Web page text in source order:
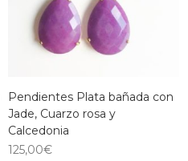
Pendientes Plata bañada con
Jade, Cuarzo rosa y
Calcedonia
125,00€